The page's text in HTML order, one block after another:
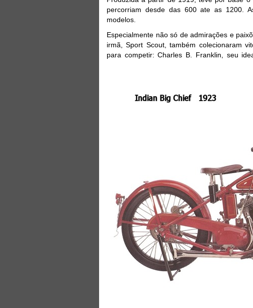
percorriam desde das 600 ate as 1200.
modelos.
Especialmente não só de admirações e
irmã, Sport Scout, também colecionaram
para competir: Charles B. Franklin, seu